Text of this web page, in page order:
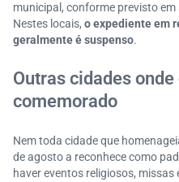
municipal, conforme previsto
Nestes locais, o expediente em
geralmente é suspenso.
Outras cidades
comemorado
Nem toda cidade que
de agosto a reconhece como
haver eventos religiosos,